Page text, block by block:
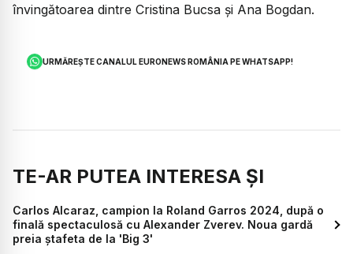
învingătoarea dintre Cristina Bucsa și Ana Bogdan.
URMĂREȘTE CANALUL EURONEWS ROMÂNIA PE WHATSAPP!
TE-AR PUTEA INTERESA ȘI
Carlos Alcaraz, campion la Roland Garros 2024, după o
finală spectaculosă cu Alexander Zverev. Noua gardă
preia ștafeta de la 'Big 3'